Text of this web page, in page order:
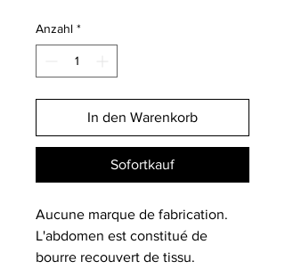
Anzahl *
In den Warenkorb
Sofortkauf
Aucune marque de fabrication.
L'abdomen est constitué de
bourre recouvert de tissu.